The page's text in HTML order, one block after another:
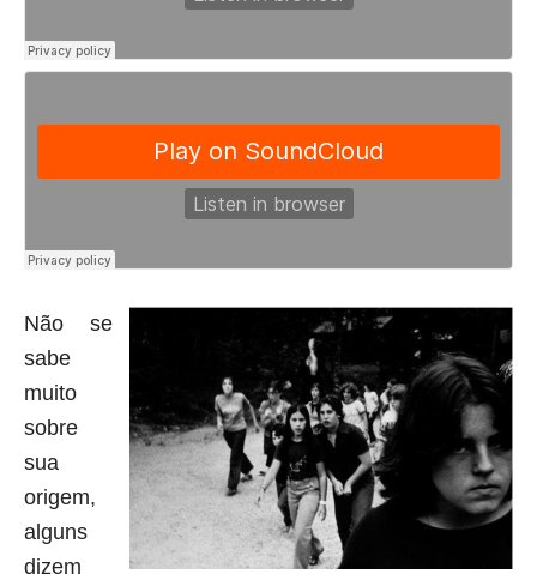
Não se
sabe
muito
sobre
sua
origem,
alguns
dizem